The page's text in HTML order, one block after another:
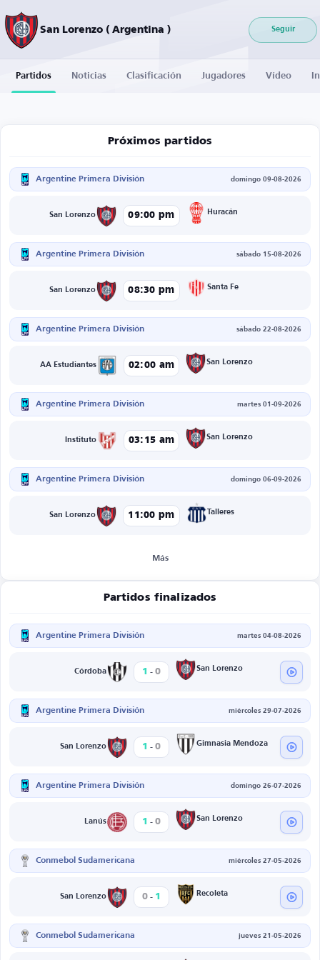
San Lorenzo ( Argentina ) Seguir
Partidos Noticias Clasificación Jugadores Vídeo
Próximos partidos
Argentine Primera División domingo 09-08-2026
San Lorenzo 09:00 pm Huracán
Argentine Primera División sábado 15-08-2026
San Lorenzo 08:30 pm Santa Fe
Argentine Primera División sábado 22-08-2026
AA Estudiantes 02:00 am San Lorenzo
Argentine Primera División martes 01-09-2026
Instituto 03:15 am San Lorenzo
Argentine Primera División domingo 06-09-2026
San Lorenzo 11:00 pm Talleres
Más
Partidos finalizados
Argentine Primera División martes 04-08-2026
Córdoba 1 - 0 San Lorenzo
Argentine Primera División miércoles 29-07-2026
San Lorenzo 1 - 0 Gimnasia Mendoza
Argentine Primera División domingo 26-07-2026
Lanús 1 - 0 San Lorenzo
Conmebol Sudamericana miércoles 27-05-2026
San Lorenzo 0 - 1 Recoleta
Conmebol Sudamericana jueves 21-05-2026